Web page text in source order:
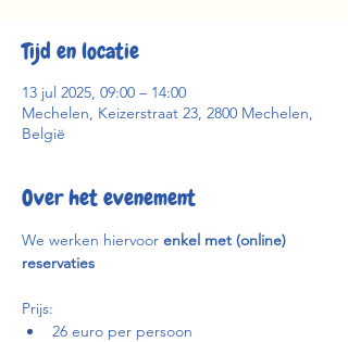
Tijd en locatie
13 jul 2025, 09:00 – 14:00
Mechelen, Keizerstraat 23, 2800 Mechelen,
België
Over het evenement
We werken hiervoor enkel met (online)
reservaties
Prijs:
26 euro per persoon